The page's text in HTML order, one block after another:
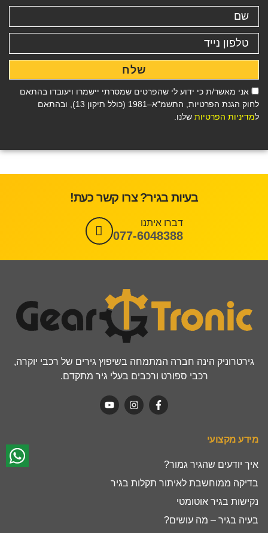
אני מאשר/ת כי ידוע לי שהפרטים שמסרתי יישמרו ויעובדו בהתאם
לחוק הגנת הפרטיות, התשמ"א–1981 (כולל תיקון 13), ובהתאם
למדיניות הפרטיות שלנו.
שלח
בעיות בגיר? צרו קשר כעת!
דברו איתנו
077-6048388
גירטרוניק הינה חברה המתמחה בשיפוץ גירים של רכבי יוקרה,
רכבי ספורט ורכבים בעלי גיר מתקדם.
מידע מקצועי
איך יודעים שהגיר גמור?
בדיקה ממוחשבת לאיתור תקלות בגיר
נקישות בגיר אוטומטי
בעיה בגיר – מה עושים?